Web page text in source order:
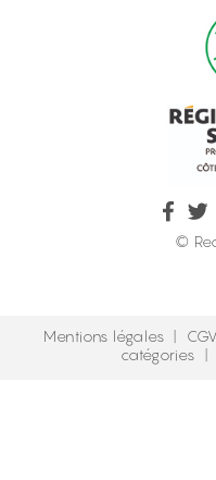
©
Mentions légales | CGV
catégories |